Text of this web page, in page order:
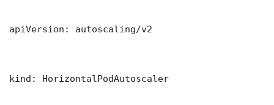
apiVersion: autoscaling/v2
kind: HorizontalPodAutoscaler